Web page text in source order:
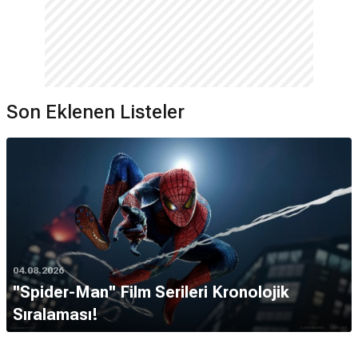
Son Eklenen Listeler
04.08.2026
''Spider-Man'' Film Serileri Kronolojik
Sıralaması!